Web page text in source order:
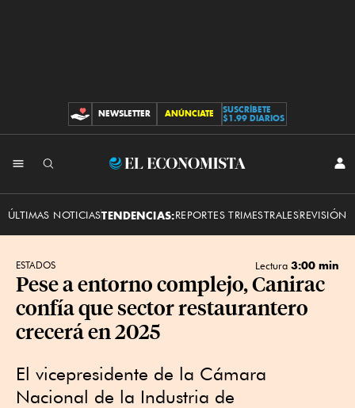
CONTRIBUCIONES
NEWSLETTER ANÚNCIATE
SUSCRÍBETE
$1.99 DIARIOS
El
ÚLTIMAS NOTICIASTENDENCIAS:REPORTES TRIMESTRALESREVISIÓN
ESTADOS Lectura 3:00 min
Pese a entorno complejo, Canirac
confía que sector restaurantero
crecerá en 2025
El vicepresidente de la Cámara
Nacional de la Industria de